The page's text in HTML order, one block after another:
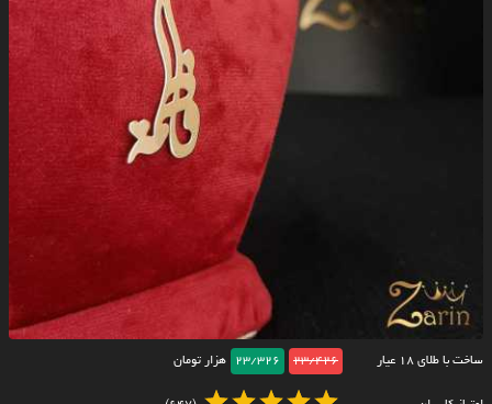
ساخت با طلای ۱۸ عیار 23/426
23/326 هزار تومان